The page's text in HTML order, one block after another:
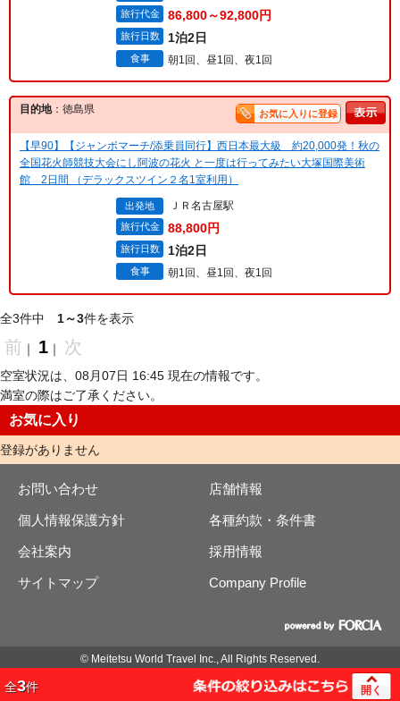
旅行代金 86,800～92,800円
旅行日数 1泊2日
食事 朝1回、昼1回、夜1回
目的地：徳島県 お気に入りに登録
【早90】【ジャンボマーチ/添乗員同行】西日本最大級 約20,000発！秋の
全国花火師競技大会にし阿波の花火 と一度は行ってみたい大塚国際美術
館 2日間 （デラックスツイン２名1室利用）
出発地 ＪＲ名古屋駅
旅行代金 88,800円
旅行日数 1泊2日
食事 朝1回、昼1回、夜1回
全3件中 1～3件を表示
前 ｜ 1 ｜ 次
空室状況は、08月07日 16:45 現在の情報です。
満室の際はご了承ください。
お気に入り
登録がありません
お問い合わせ 店舗情報
個人情報保護方針 各種約款・条件書
会社案内 採用情報
サイトマップ Company Profile
© Meitetsu World Travel Inc., All Rights Reserved.
全3件 開く